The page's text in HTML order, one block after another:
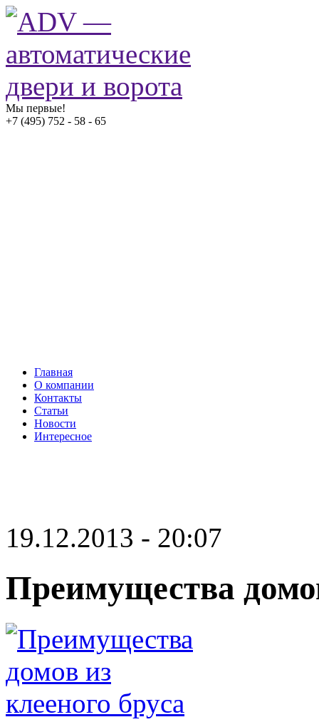
Мы первые!
+7 (495) 752 - 58 - 65
Главная
О компании
Контакты
Статьи
Новости
Интересное
19.12.2013 - 20:07
Преимущества